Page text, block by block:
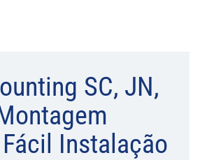
SC, JN,
Instalação